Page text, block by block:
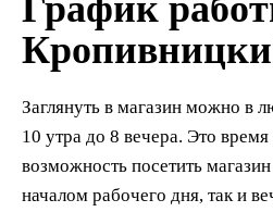
График
Заглянуть в магазин можно в
10 утра до 8 вечера. Это
возможность посетить
началом рабочего дня, так и